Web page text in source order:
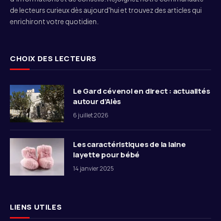
de lecteurs curieux dès aujourd'hui et trouvez des articles qui
enrichiront votre quotidien.
CHOIX DES LECTEURS
Le Gard cévenol en direct : actualités
autour d’Alès
6 juillet 2026
Les caractéristiques de la laine
layette pour bébé
14 janvier 2025
LIENS UTILES